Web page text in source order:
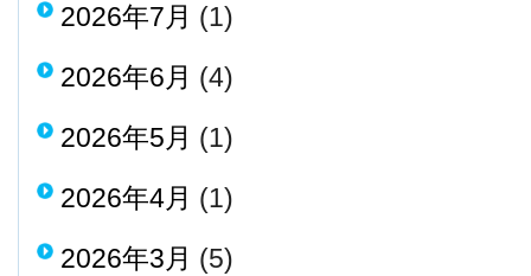
2026年7月 (1)
2026年6月 (4)
2026年5月 (1)
2026年4月 (1)
2026年3月 (5)